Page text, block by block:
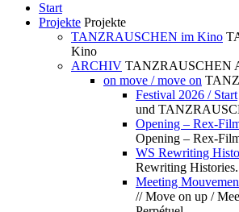
Start
Projekte Projekte
TANZRAUSCHEN im Kino
Kino
ARCHIV TANZRAUSCHEN
on move / move on
Festival 2026 / Start
und
Opening – Rex-
Opening – Rex-
WS Rewriting
Rewriting Histories.
Meeting
// Move on up /